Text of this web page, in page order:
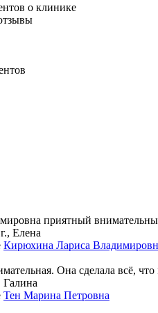
о клинике
приятный
, Елена
Кирюхина Лариса
Она сделала всё,
Галина
Тен Марина Петровна